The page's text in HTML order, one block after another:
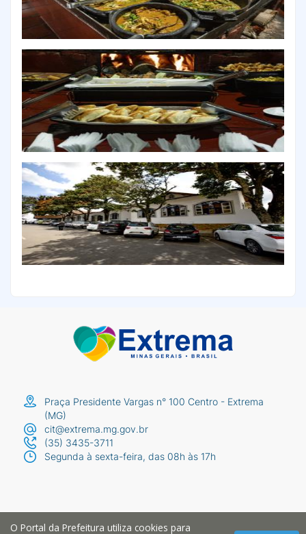
Praça Presidente Vargas n° 100 Centro - Extrema
(MG)
cit@extrema.mg.gov.br
(35) 3435-3711
Segunda à sexta-feira, das 08h às 17h
O Portal da Prefeitura utiliza cookies para